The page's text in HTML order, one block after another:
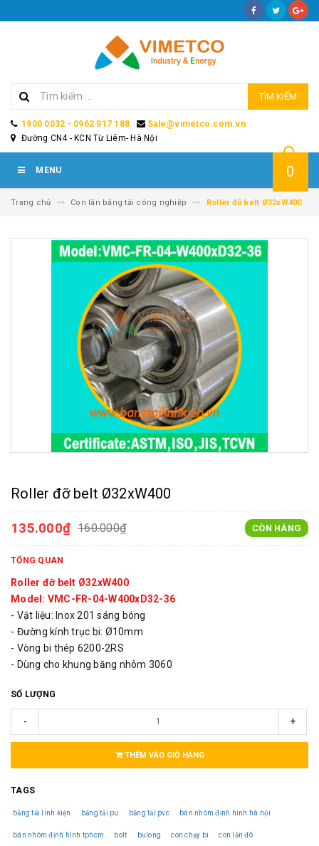
TÌM KIẾM
1900 0032 - 0962 917 188
Sale@vimetco.com.vn
Đường CN4 - KCN Từ Liêm- Hà Nội
MENU 0
Trang chủ Con lăn băng tải công nghiệp Roller đỡ belt Ø32xW400
Roller đỡ belt Ø32xW400
135.000₫ 160.000₫ CÒN HÀNG
TỔNG QUAN
Roller đỡ belt Ø32xW400
Model: VMC-FR-04-W400xD32-36
- Vật liệu: Inox 201 sáng bóng
- Đường kính trục bi: Ø10mm
- Vòng bi thép 6200-2RS
- Dùng cho khung băng nhôm 3060
SỐ LƯỢNG
- +
THÊM VÀO GIỎ HÀNG
TAGS
băng tải linh kiện băng tải pu băng tải pvc bán nhôm định hình hà nội
bán nhôm định hình tphcm bolt bulong con chạy bi con lăn đõ